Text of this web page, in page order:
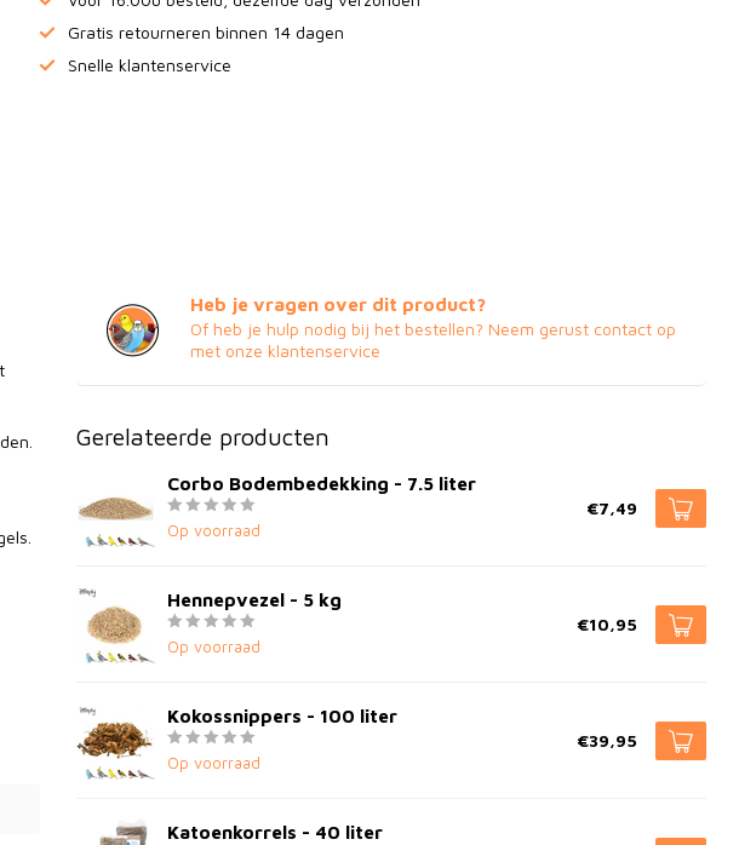
Gratis retourneren binnen 14 dagen
Snelle klantenservice
Heb je vragen over dit product?
Of heb je hulp nodig bij het bestellen? Neem gerust contact op
met onze klantenservice
Gerelateerde producten
Corbo Bodembedekking - 7.5 liter
Op voorraad
€7,49
Hennepvezel - 5 kg
Op voorraad
€10,95
Kokossnippers - 100 liter
Op voorraad
€39,95
Katoenkorrels - 40 liter